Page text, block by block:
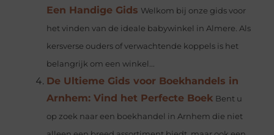
Een Handige Gids Welkom bij onze gids voor
het vinden van de ideale babywinkel in Almere. Als
kersverse ouders of verwachtende koppels is het
belangrijk om een winkel...
De Ultieme Gids voor Boekhandels in
Arnhem: Vind het Perfecte Boek Bent u
op zoek naar een boekhandel in Arnhem die niet